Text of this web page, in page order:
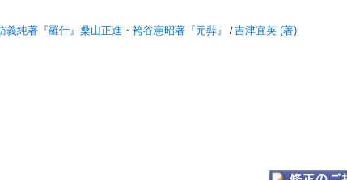
義純著『羅什』桑山正進・袴谷憲昭著『元弉』 /吉津宜英 (著)